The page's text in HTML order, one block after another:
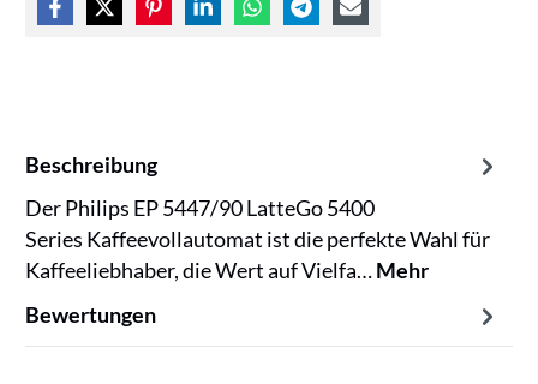
Beschreibung
Der Philips EP 5447/90 LatteGo 5400
Series Kaffeevollautomat ist die perfekte Wahl für
Kaffeeliebhaber, die Wert auf Vielfa…Mehr
Bewertungen